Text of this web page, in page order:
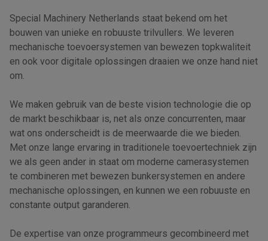
Special Machinery Netherlands staat bekend om het
bouwen van unieke en robuuste trilvullers. We leveren
mechanische toevoersystemen van bewezen topkwaliteit
en ook voor digitale oplossingen draaien we onze hand niet
om.
We maken gebruik van de beste vision technologie die op
de markt beschikbaar is, net als onze concurrenten, maar
wat ons onderscheidt is de meerwaarde die we bieden.
Met onze lange ervaring in traditionele toevoertechniek zijn
we als geen ander in staat om moderne camerasystemen
te combineren met bewezen bunkersystemen en andere
mechanische oplossingen, en kunnen we een robuuste en
constante output garanderen.
De expertise van onze programmeurs gecombineerd met